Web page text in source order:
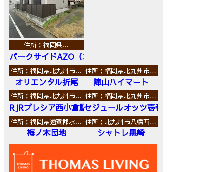
住所：福岡県…
パークサイドAZO（エーゼットオー）
住所：福岡県北九州市…
オリエンタル折尾
住所：福岡県北九州市…
陣山ハイマート
住所：福岡県北九州市…
RJRプレシア西小倉駅前
住所：福岡県北九州市…
セジュールオッツ壱番館
住所：福岡県遠賀郡水…
梅ノ木団地
住所：北九州市八幡西…
シャトレ黒崎